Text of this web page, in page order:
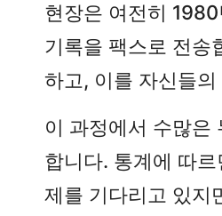
현장은 여전히
기록을 팩스로 전송
하고, 이를 자신들
이 과정에서 수많은
합니다. 통계에 따
제를 기다리고 있지